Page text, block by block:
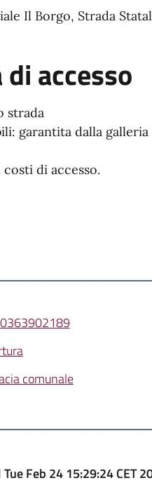
Il Borgo, Strada
accesso
strada
garantita dalla
di accesso.
0363902189
comunale
Feb 24 15:29:24 CET